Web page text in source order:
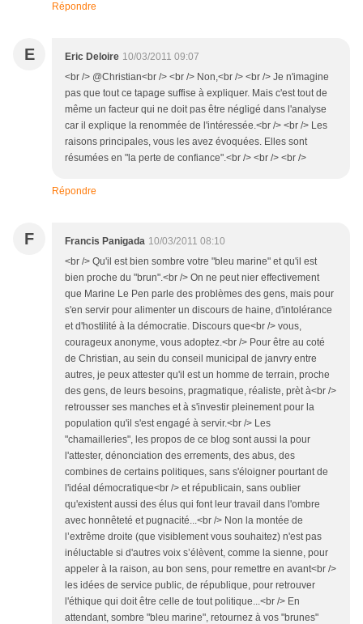
Répondre
E Eric Deloire 10/03/2011 09:07
<br /> @Christian<br /> <br /> Non,<br /> <br /> Je n'imagine
pas que tout ce tapage suffise à expliquer. Mais c'est tout de
même un facteur qui ne doit pas être négligé dans l'analyse
car il explique la renommée de l'intéressée.<br /> <br /> Les
raisons principales, vous les avez évoquées. Elles sont
résumées en "la perte de confiance".<br /> <br /> <br />
Répondre
F Francis Panigada 10/03/2011 08:10
<br /> Qu'il est bien sombre votre "bleu marine" et qu'il est
bien proche du "brun".<br /> On ne peut nier effectivement
que Marine Le Pen parle des problèmes des gens, mais pour
s'en servir pour alimenter un discours de haine, d'intolérance
et d'hostilité à la démocratie. Discours que<br /> vous,
courageux anonyme, vous adoptez.<br /> Pour être au coté
de Christian, au sein du conseil municipal de janvry entre
autres, je peux attester qu'il est un homme de terrain, proche
des gens, de leurs besoins, pragmatique, réaliste, prèt à<br />
retrousser ses manches et à s'investir pleinement pour la
population qu'il s'est engagé à servir.<br /> Les
"chamailleries", les propos de ce blog sont aussi la pour
l'attester, dénonciation des errements, des abus, des
combines de certains politiques, sans s'éloigner pourtant de
l'idéal démocratique<br /> et républicain, sans oublier
qu'existent aussi des élus qui font leur travail dans l'ombre
avec honnêteté et pugnacité...<br /> Non la montée de
l’extrême droite (que visiblement vous souhaitez) n'est pas
inéluctable si d'autres voix s’élèvent, comme la sienne, pour
appeler à la raison, au bon sens, pour remettre en avant<br />
les idées de service public, de république, pour retrouver
l'éthique qui doit être celle de tout politique...<br /> En
attendant, sombre "bleu marine", retournez à vos "brunes"